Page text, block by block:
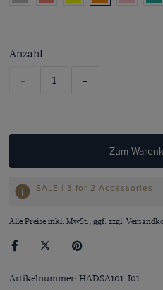
Anzahl
- +
Zum
SALE | 3 for 2 Accessories
Alle Preise inkl. MwSt., ggf. zzgl.
Artikelnummer: HADSA101-I01